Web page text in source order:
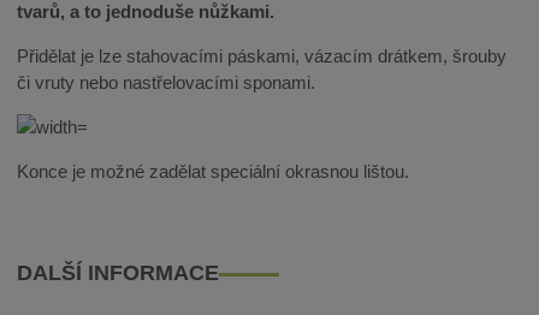
tvarů, a to jednoduše nůžkami.
Přidělat je lze stahovacími páskami, vázacím drátkem, šrouby
či vruty nebo nastřelovacími sponami.
Konce je možné zadělat speciální okrasnou lištou.
DALŠÍ INFORMACE